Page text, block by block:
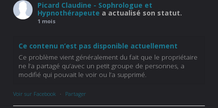
Picard Claudine - Sophrologue et
Hypnothérapeute a actualisé son statut.
1 mois
Ce contenu n’est pas disponible actuellement
Ce problème vient généralement du fait que le propriétaire
ne l’a partagé qu’avec un petit groupe de personnes, a
modifié qui pouvait le voir ou l’a supprimé.
Voir sur Facebook · Partager